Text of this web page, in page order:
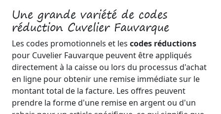
Une grande variété de codes
réduction Cuvelier Fauvarque
Les codes promotionnels et les codes réductions
pour Cuvelier Fauvarque peuvent être appliqués
directement à la caisse ou lors du processus d'achat
en ligne pour obtenir une remise immédiate sur le
montant total de la facture. Les offres peuvent
prendre la forme d'une remise en argent ou d'un